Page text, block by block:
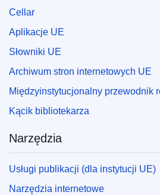
Cellar
Aplikacje UE
Słowniki UE
Archiwum stron internetowych UE
Międzyinstytucjonalny przewodnik
Kącik bibliotekarza
Narzędzia
Usługi publikacji (dla instytucji UE)
Narzędzia internetowe